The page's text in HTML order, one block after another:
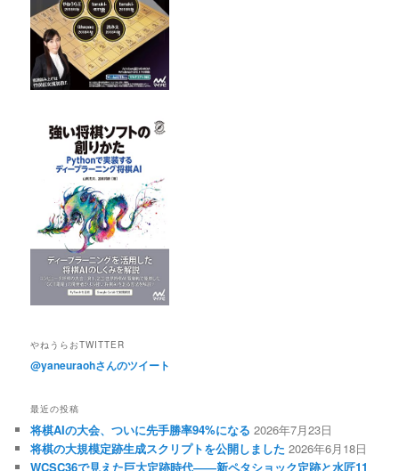
やねうらおTWITTER
@yaneuraohさんのツイート
最近の投稿
将棋AIの大会、ついに先手勝率94%になる 2026年7月23日
将棋の大規模定跡生成スクリプトを公開しました 2026年6月18日
WCSC36で見えた巨大定跡時代――新ペタショック定跡と水匠11